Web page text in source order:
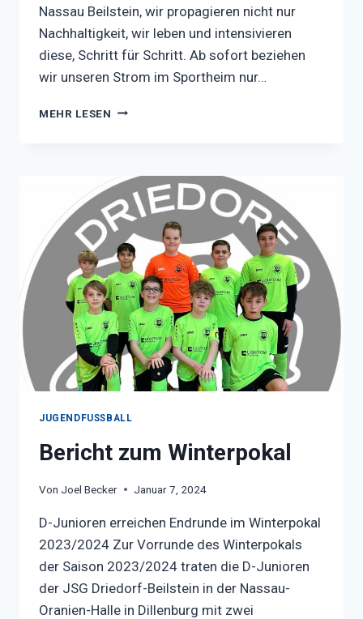
Nassau Beilstein, wir propagieren nicht nur
Nachhaltigkeit, wir leben und intensivieren
diese, Schritt für Schritt. Ab sofort beziehen
wir unseren Strom im Sportheim nur…
MEHR LESEN NACHHALTIGKEIT
JUGENDFUSSBALL
Bericht zum Winterpokal
Von Joel Becker Januar 7, 2024
D-Junioren erreichen Endrunde im Winterpokal
2023/2024 Zur Vorrunde des Winterpokals
der Saison 2023/2024 traten die D-Junioren
der JSG Driedorf-Beilstein in der Nassau-
Oranien-Halle in Dillenburg mit zwei